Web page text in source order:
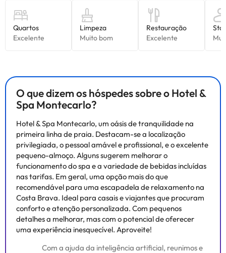
O que dizem os hóspedes sobre o Hotel &
Spa Montecarlo?
Hotel & Spa Montecarlo, um oásis de tranquilidade na
primeira linha de praia. Destacam-se a localização
privilegiada, o pessoal amável e profissional, e o excelente
pequeno-almoço. Alguns sugerem melhorar o
funcionamento do spa e a variedade de bebidas incluídas
nas tarifas. Em geral, uma opção mais do que
recomendável para uma escapadela de relaxamento na
Costa Brava. Ideal para casais e viajantes que procuram
conforto e atenção personalizada. Com pequenos
detalhes a melhorar, mas com o potencial de oferecer
uma experiência inesquecível. Aproveite!
Com a ajuda da inteligência artificial, reunimos e